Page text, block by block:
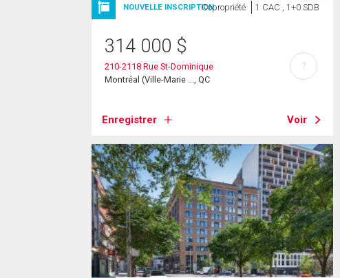
NOUVELLE INSCRIPTIONCopropriété 1 CAC , 1+0 SDB
314 000 $
210-2118 Rue St-Dominique
Montréal (Ville-Marie ..., QC
Enregistrer Voir
?